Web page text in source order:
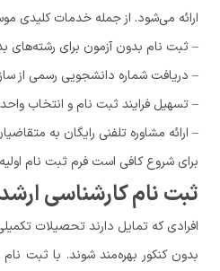
ارائه می‌شود. از جمله خدمات کلیدی
– ثبت نام بدون آزمون برای رشته‌های
– دریافت شماره دانشجویی رسمی از
– تسهیل فرایند ثبت نام و انتخاب
– ارائه مشاوره تلفنی رایگان به
برای شروع کافی است فرم ثبت نام
ثبت نام کارشناسی
افرادی که تمایل دارند تحصیلات
بدون کنکور بهره‌مند شوند. با ثبت